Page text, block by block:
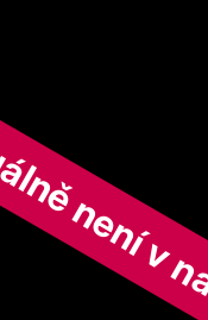
není